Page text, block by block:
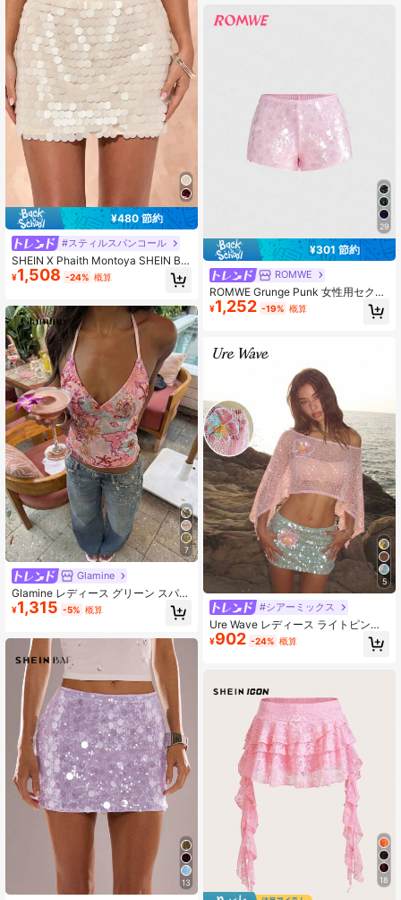
¥480 節約
#スティルスパンコール
SHEIN X Phaith Montoya SHEIN BA
E 春夏 レディース 無地 スパンコール
ショート丈スカート パーティー/スパ
夏スカート
¥1,508 -24% 概算
7
Glamine
Glamine レディース グリーン スパン
コール刺繍 スパゲッティストラップ
レースアップ バックレス トップス、
トップス、スパンコール刺繍 トップ
ス サマー
¥1,315 -5% 概算
13
29
¥301 節約
ROMWE
ROMWE Grunge Punk 女性用セクシ
ーなスーパーショート グリッター ス
パンコール ミニスカート、夏のビー
トリートパンクスタイルに適してい
¥1,252 -19% 概算
5
#シアーミックス
Ure Wave レディース ライトピンク
夏 70年代風 ビーチ ホリデー パーテ
ィー 3Dフラワー ニット クロシェ オ
¥902 -24% 概算
18